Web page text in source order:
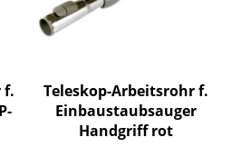
f.
Teleskop-Arbeitsrohr f.
Einbaustaubsauger
Handgriff rot